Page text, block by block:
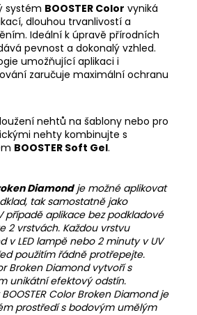
systém BOOSTER Color vyniká
dlouhou trvanlivostí a
Ideální k úpravě přírodních
pevnost a dokonalý vzhled.
umožňující aplikaci i
zaručuje maximální ochranu
nehtů na šablony nebo pro
nehty kombinujte s
BOOSTER Soft Gel.
Diamondje možné aplikovat
tak samostatně jako
případě aplikace bez podkladové
2 vrstvách. Každou vrstvu
v LED lampě nebo 2 minuty v UV
použitím řádně protřepejte.
Broken Diamond vytvoří s
unikátní efektový odstín.
Color Broken Diamond je
prostředí s bodovým umělým